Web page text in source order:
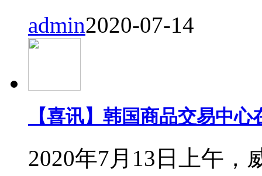
admin2020-07-14
【喜讯】韩国商品交易中
2020年7月13日上午，